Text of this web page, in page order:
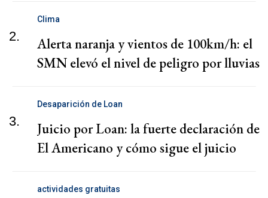
2.
Clima
Alerta naranja y vientos de 100km/h: el
SMN elevó el nivel de peligro por lluvias
3.
Desaparición de Loan
Juicio por Loan: la fuerte declaración de
El Americano y cómo sigue el juicio
actividades gratuitas